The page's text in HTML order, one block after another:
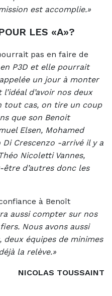
est accomplie.»
LES «A»?
pas en faire de
P3D et elle pourrait
un jour à monter
d’avoir nos deux
tout cas, on tire un coup
que son Benoit
Elsen, Mohamed
Di Crescenzo -arrivé il y a
Nicoletti Vannes,
d’autres donc les
à Benoît
aussi compter sur nos
Nous avons aussi
équipes de minimes
la relève.»
NICOLAS TOUSSAINT